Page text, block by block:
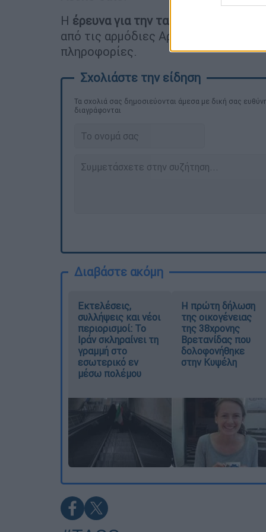
Η έρευνα για την ταυτότητα και το
από τις αρμόδιες Αρχές, χωρίς να
πληροφορίες.
Τα σχολιά σας δημοσιεύονται άμεσα με δική σας
διαγράφονται
Διαβάστε ακόμη
Εκτελέσεις,
συλλήψεις και νέοι
περιορισμοί: Το
Ιράν σκληραίνει τη
γραμμή στο
εσωτερικό εν
μέσω πολέμου
Η πρώτη δήλωση
της οικογένειας
της 38χρονης
Βρετανίδας που
δολοφονήθηκε
στην Κυψέλη